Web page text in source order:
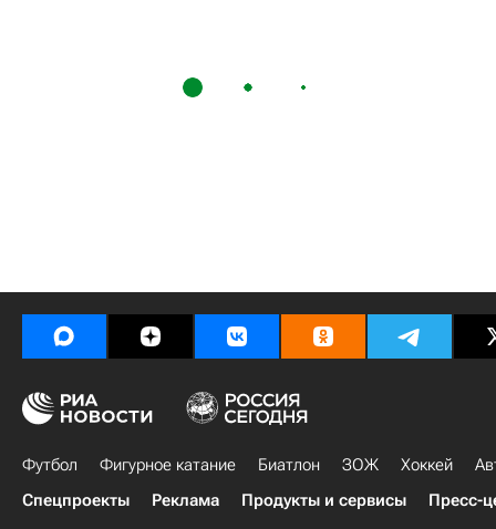
Футбол Фигурное катание Биатлон ЗОЖ Хоккей
Спецпроекты
Реклама Продукты и сервисы Пресс-